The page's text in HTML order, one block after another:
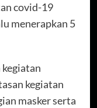
covid-19
menerapkan 5
kegiatan
masker serta